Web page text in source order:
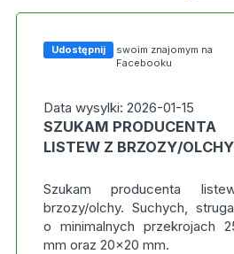
Udostępnij
swoim znajomym na
Facebooku
Data wysylki: 2026-01-15
SZUKAM PRODUCENTA
LISTEW Z BRZOZY/OLCHY
Szukam producenta
brzozy/olchy. Suchych,
o minimalnych przekrojach
mm oraz 20×20 mm.